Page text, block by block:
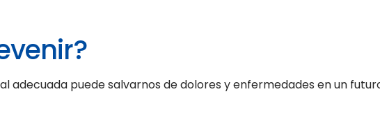
adecuada puede salvarnos de dolores y enfermedades en un